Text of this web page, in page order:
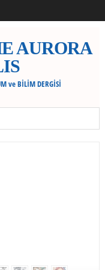
AURORA
ve BİLİM DERGİSİ